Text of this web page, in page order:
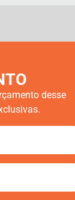
desse